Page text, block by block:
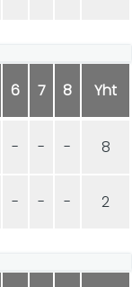
6 7 8 Yht
- - - 8
- - - 2